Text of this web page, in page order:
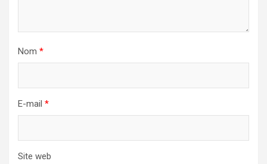
Nom *
E-mail *
Site web